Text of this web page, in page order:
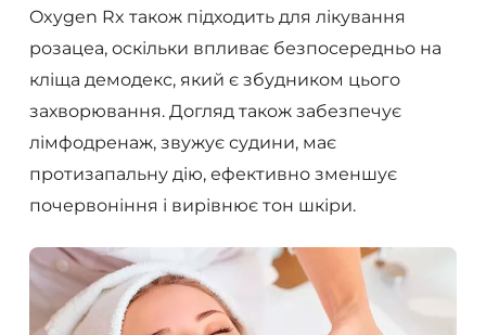
Oxygen Rx також підходить для лікування
розацеа, оскільки впливає безпосередньо на
кліща демодекс, який є збудником цього
захворювання. Догляд також забезпечує
лімфодренаж, звужує судини, має
протизапальну дію, ефективно зменшує
почервоніння і вирівнює тон шкіри.